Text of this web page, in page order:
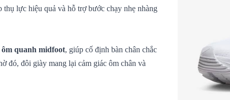
lực hiệu quả và hỗ trợ bước chạy nhẹ nhàng
quanh midfoot, giúp cố định bàn chân chắc
đó, đôi giày mang lại cảm giác ôm chân và